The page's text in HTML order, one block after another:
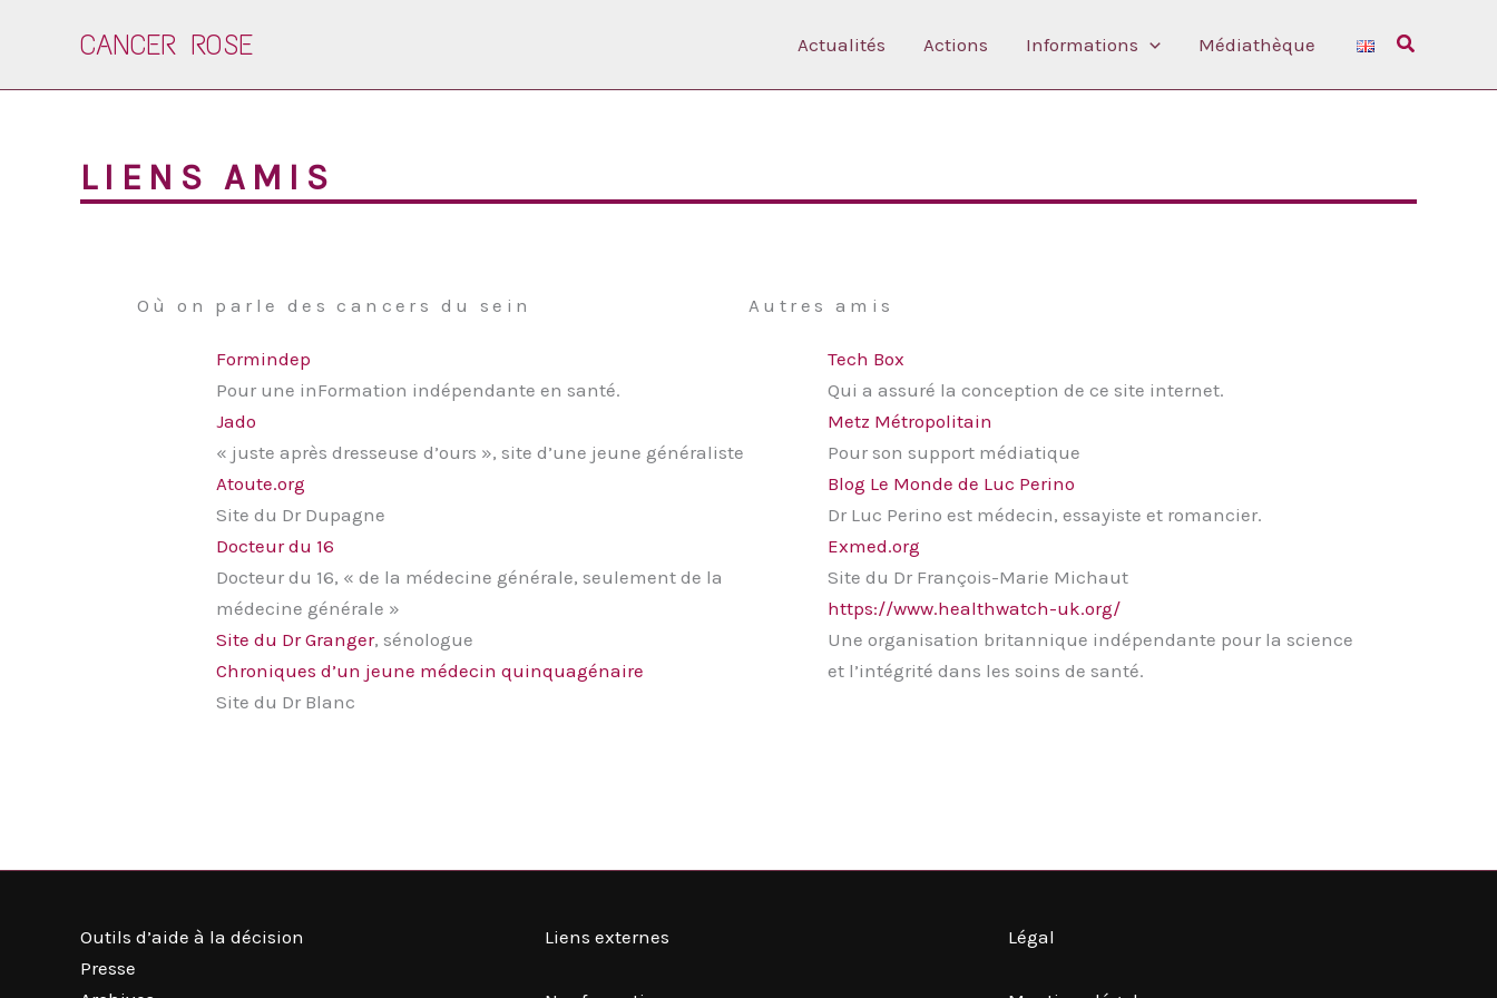
CANCER ROSE Actualités Actions Informations Médiathèque Rechercher
LIENS AMIS
Où on parle des cancers du sein
Formindep
Pour une inFormation indépendante en santé.
Jado
« juste après dresseuse d’ours », site d’une jeune généraliste
Atoute.org
Site du Dr Dupagne
Docteur du 16
Docteur du 16, « de la médecine générale, seulement de la
médecine générale »
Site du Dr Granger, sénologue
Chroniques d’un jeune médecin quinquagénaire
Site du Dr Blanc
Autres amis
Tech Box
Qui a assuré la conception de ce site internet.
Metz Métropolitain
Pour son support médiatique
Blog Le Monde de Luc Perino
Dr Luc Perino est médecin, essayiste et romancier.
Exmed.org
Site du Dr François-Marie Michaut
https://www.healthwatch-uk.org/
Une organisation britannique indépendante pour la science
et l’intégrité dans les soins de santé.
Outils d’aide à la décision
Presse
Liens externes Légal